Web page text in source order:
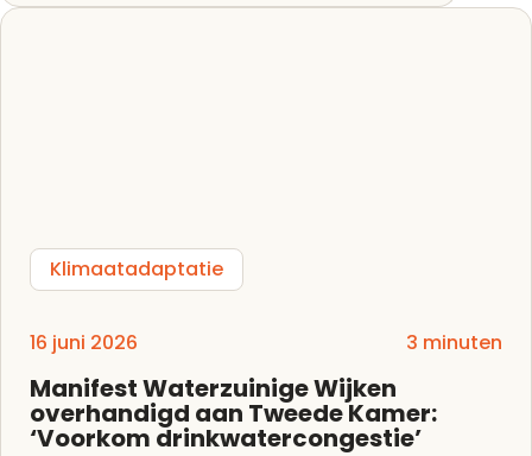
Klimaatadaptatie
16 juni 2026 3 minuten
Manifest Waterzuinige Wijken
overhandigd aan Tweede Kamer:
‘Voorkom drinkwatercongestie’